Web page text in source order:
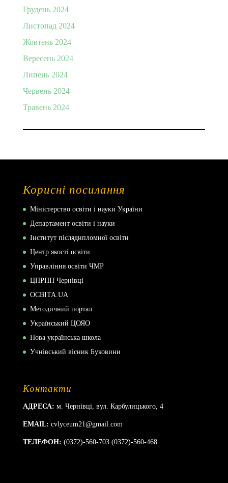
Грудень 2024
Листопад 2024
Жовтень 2024
Вересень 2024
Липень 2024
Червень 2024
Травень 2024
Корисні посилання
Міністерство освіти і науки України
Департамент освіти і науки
Інститут післядипломної освіти
Центр якості освіти
Управління освіти ЧМР
ЦПРПП Чернівці
ОСВІТА.UA
Методичний портал
Український ЦОЯО
Нова українська школа
Учнівський вісник Буковини
Контакти
АДРЕСА: м. Чернівці, вул. Карбулицького, 4
EMAIL: cvlyceum21@gmail.com
ТЕЛЕФОН: (0372)-560-703 (0372)-560-468